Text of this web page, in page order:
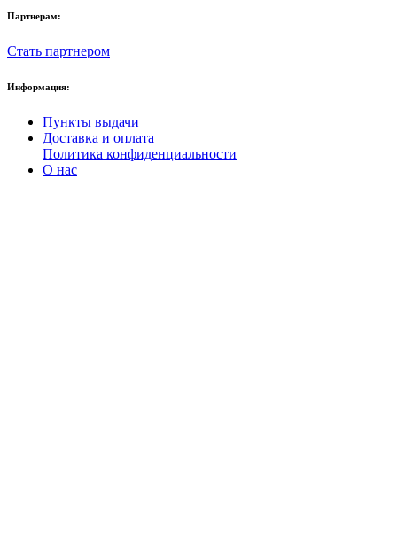
Партнерам:
Стать партнером
Информация:
Пункты выдачи
Доставка и оплата
Политика конфиденциальности
О нас